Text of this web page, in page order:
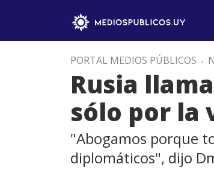
PORTAL MEDIOS PÚBLICOS .
Rusia
sólo por la
"Abogamos porque
diplomáticos", dijo